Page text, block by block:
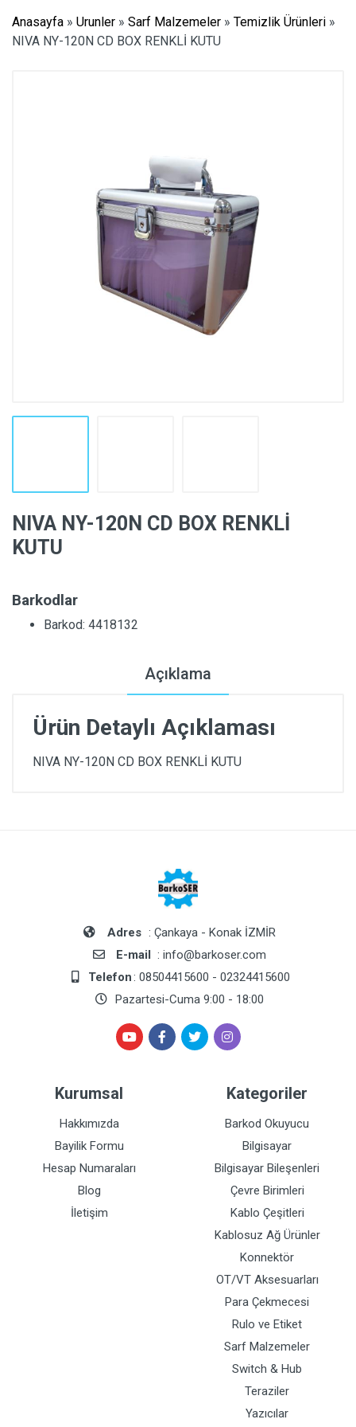
Anasayfa » Urunler » Sarf Malzemeler » Temizlik Ürünleri »
NIVA NY-120N CD BOX RENKLİ KUTU
NIVA NY-120N CD BOX RENKLİ
KUTU
Barkodlar
Barkod: 4418132
Açıklama
Ürün Detaylı Açıklaması
NIVA NY-120N CD BOX RENKLİ KUTU
Adres : Çankaya - Konak İZMİR
E-mail : info@barkoser.com
Telefon: 08504415600 - 02324415600
Pazartesi-Cuma 9:00 - 18:00
Kurumsal
Hakkımızda
Bayilik Formu
Hesap Numaraları
Blog
İletişim
Kategoriler
Barkod Okuyucu
Bilgisayar
Bilgisayar Bileşenleri
Çevre Birimleri
Kablo Çeşitleri
Kablosuz Ağ Ürünler
Konnektör
OT/VT Aksesuarları
Para Çekmecesi
Rulo ve Etiket
Sarf Malzemeler
Switch & Hub
Teraziler
Yazıcılar